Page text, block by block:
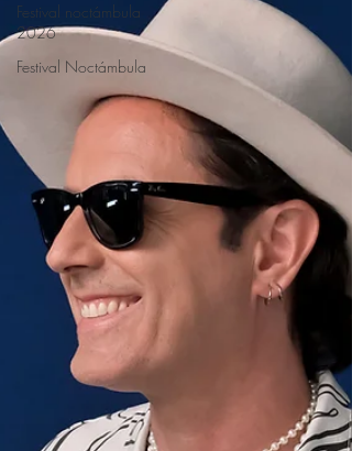
Festival noctámbula
2026
Festival Noctámbula